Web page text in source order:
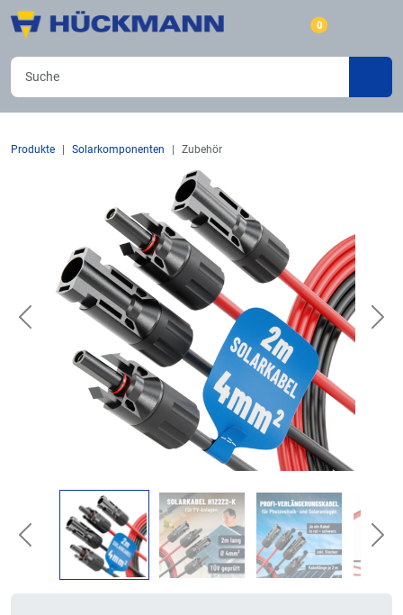
0
Produkte Solarkomponenten Zubehör
Previous
Previous